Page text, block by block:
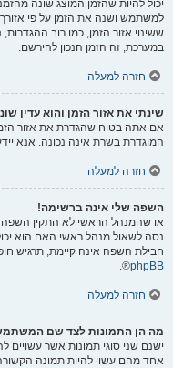
יכול להיות שהזמן המוצג שונה
למשתמש ושנה את הזמן על פי אזורך,
ששינוי אזור הזמן, כמו רוב
במערכת, זה הזמן הנכון להירשם.
חזרה למעלה
שינתי את אזור הזמן והוא עדין
אם אתה בטוח שהגדרת את אזור הזמן
המוגדרת בשרת אינה נכונה. אנא
חזרה למעלה
השפה שלי אינה ברשימה!
או שהמנהל הראשי לא התקין
נסה לשאול מנהל ראשי האם הוא
חבילת השפה אינה קיימת, תרגיש
phpBB
®.
חזרה למעלה
מה הן התמונות לצד שם
ישנם שני סוגי תמונות אשר
אחד מהם עשוי להיות תמונה